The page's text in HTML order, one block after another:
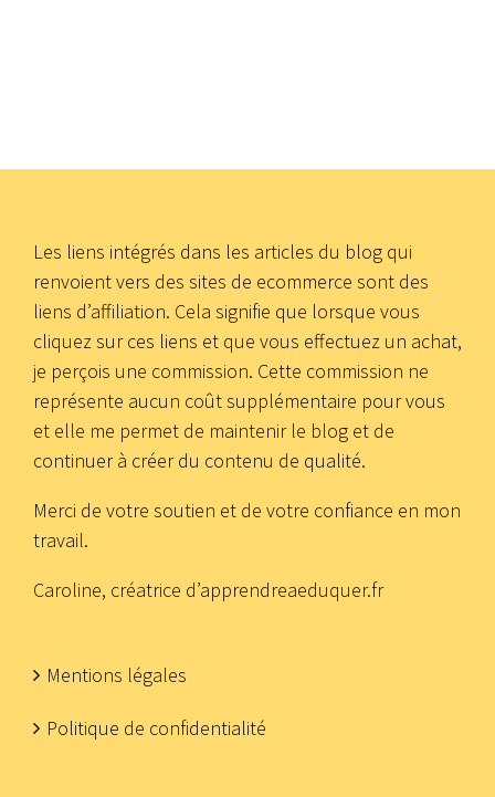
Les liens intégrés dans les articles du blog qui
renvoient vers des sites de ecommerce sont des
liens d’affiliation. Cela signifie que lorsque vous
cliquez sur ces liens et que vous effectuez un achat,
je perçois une commission. Cette commission ne
représente aucun coût supplémentaire pour vous
et elle me permet de maintenir le blog et de
continuer à créer du contenu de qualité.
Merci de votre soutien et de votre confiance en mon
travail.
Caroline, créatrice d’apprendreaeduquer.fr
Mentions légales
Politique de confidentialité